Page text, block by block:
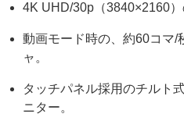
4K UHD/30p（3840×2160）
動画モード時の、約60コマ/
ャ。
タッチパネル採用のチルト
ニター。